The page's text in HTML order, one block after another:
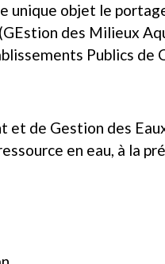
unique objet le
des Milieux
Publics
et de Gestion des
en eau, à la